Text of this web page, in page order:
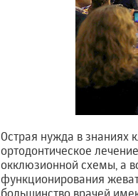
Острая нужда в знаниях
ортодонтическое
окклюзионной схемы, а
функционирования
большинство врачей